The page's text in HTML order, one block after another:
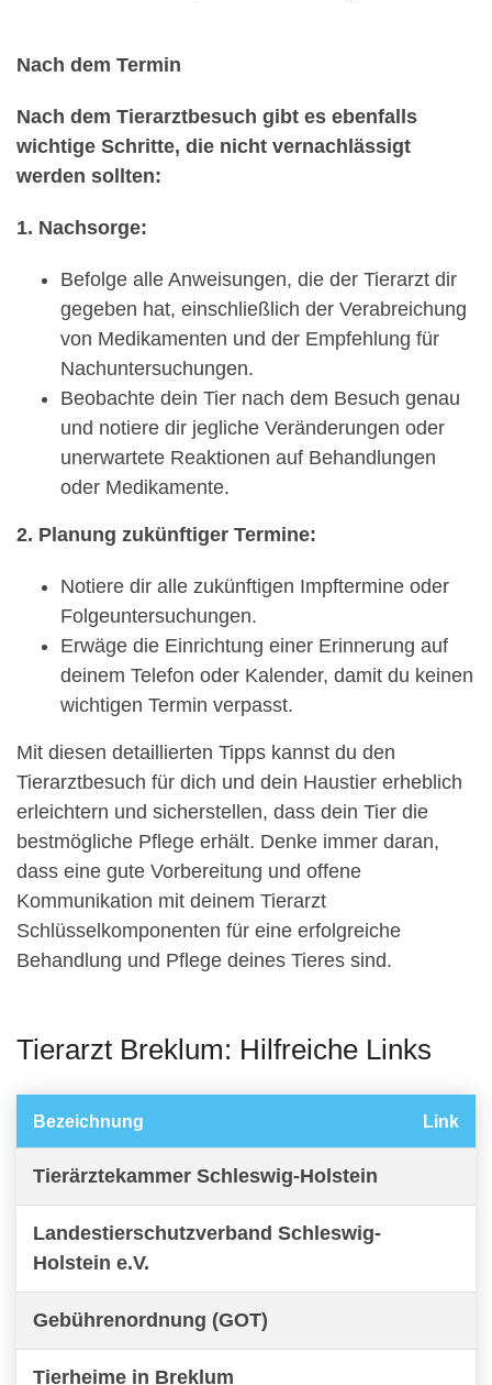
Nach dem Termin
Nach dem Tierarztbesuch gibt es ebenfalls
wichtige Schritte, die nicht vernachlässigt
werden sollten:
1. Nachsorge:
Befolge alle Anweisungen, die der Tierarzt dir
gegeben hat, einschließlich der Verabreichung
von Medikamenten und der Empfehlung für
Nachuntersuchungen.
Beobachte dein Tier nach dem Besuch genau
und notiere dir jegliche Veränderungen oder
unerwartete Reaktionen auf Behandlungen
oder Medikamente.
2. Planung zukünftiger Termine:
Notiere dir alle zukünftigen Impftermine oder
Folgeuntersuchungen.
Erwäge die Einrichtung einer Erinnerung auf
deinem Telefon oder Kalender, damit du keinen
wichtigen Termin verpasst.
Mit diesen detaillierten Tipps kannst du den
Tierarztbesuch für dich und dein Haustier erheblich
erleichtern und sicherstellen, dass dein Tier die
bestmögliche Pflege erhält. Denke immer daran,
dass eine gute Vorbereitung und offene
Kommunikation mit deinem Tierarzt
Schlüsselkomponenten für eine erfolgreiche
Behandlung und Pflege deines Tieres sind.
Tierarzt Breklum: Hilfreiche Links
Bezeichnung Link
Tierärztekammer Schleswig-Holstein
Landestierschutzverband Schleswig-
Holstein e.V.
Gebührenordnung (GOT)
Tierheime in Breklum